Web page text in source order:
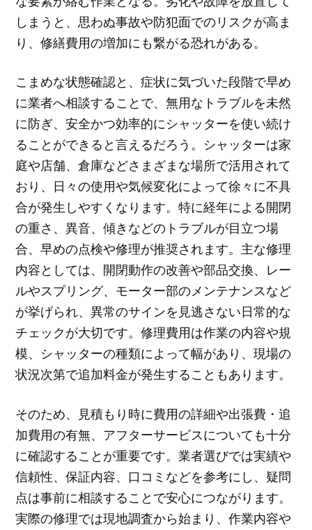
しまうと、思わぬ事故や防犯面でのリスクが高ま
り、修繕費用の増加にも繋がる恐れがある。
こまめな状態確認と、症状に気づいた段階で早め
に業者へ相談することで、無用なトラブルを未然
に防ぎ、安全かつ効率的にシャッターを使い続け
ることができると言えるだろう。シャッターは家
庭や店舗、倉庫などさまざまな場所で活用されて
おり、日々の使用や気候変化によって徐々に不具
合が発生しやすくなります。特に経年による開閉
の重さ、異音、傾きなどのトラブルが目立つ場
合、早めの点検や修理が推奨されます。主な修理
内容としては、開閉動作の改善や部品交換、レー
ルやスプリング、モーター部のメンテナンスなど
が挙げられ、異常のサインを見逃さない日常的な
チェックが大切です。修理費用は作業の内容や規
模、シャッターの種類によって幅があり、現場の
状況次第で追加料金が発生することもあります。
そのため、見積もり時に費用の詳細や出張費・追
加費用の有無、アフターサービスについても十分
に確認することが重要です。業者選びでは実績や
信頼性、保証内容、口コミなどを参考にし、疑問
点は事前に相談することで安心につながります。
実際の修理では現地調査から始まり、作業内容や